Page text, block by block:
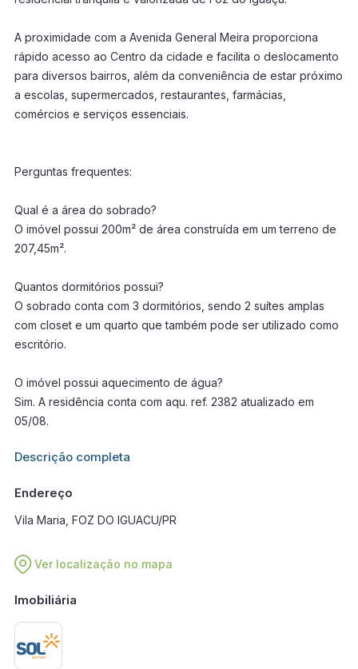
A proximidade com a Avenida General Meira proporciona
rápido acesso ao Centro da cidade e facilita o deslocamento
para diversos bairros, além da conveniência de estar próximo
a escolas, supermercados, restaurantes, farmácias,
comércios e serviços essenciais.
Perguntas frequentes:
Qual é a área do sobrado?
O imóvel possui 200m² de área construída em um terreno de
207,45m².
Quantos dormitórios possui?
O sobrado conta com 3 dormitórios, sendo 2 suítes amplas
com closet e um quarto que também pode ser utilizado como
escritório.
O imóvel possui aquecimento de água?
Sim. A residência conta com aqu. ref. 2382 atualizado em
05/08.
Informações adicionais sobre este imóvel estarão disponíveis
Descrição completa
Endereço
Vila Maria, FOZ DO IGUACU/PR
Ver localização no mapa
Imobiliária